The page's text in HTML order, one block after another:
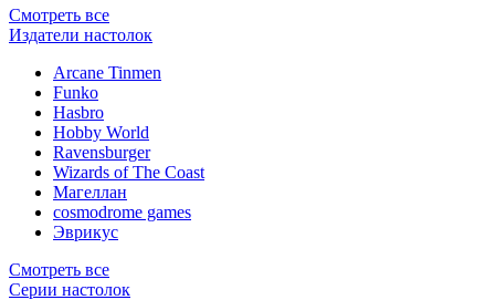
Смотреть все
Издатели настолок
Arcane Tinmen
Funko
Hasbro
Hobby World
Ravensburger
Wizards of The Coast
Магеллан
сosmodrome games
Эврикус
Смотреть все
Серии настолок